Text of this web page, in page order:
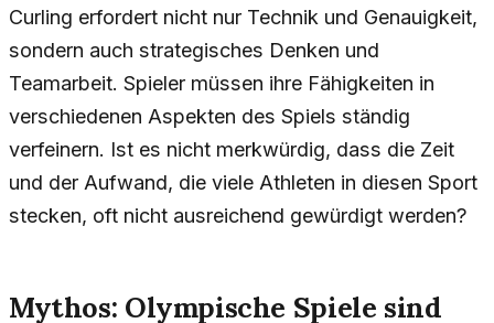
Curling erfordert nicht nur Technik und Genauigkeit,
sondern auch strategisches Denken und
Teamarbeit. Spieler müssen ihre Fähigkeiten in
verschiedenen Aspekten des Spiels ständig
verfeinern. Ist es nicht merkwürdig, dass die Zeit
und der Aufwand, die viele Athleten in diesen Sport
stecken, oft nicht ausreichend gewürdigt werden?
Mythos: Olympische Spiele sind